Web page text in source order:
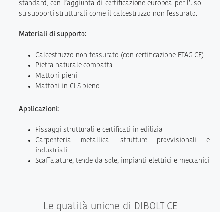
standard, con l’aggiunta di certificazione europea per l’uso
su supporti strutturali come il calcestruzzo non fessurato.
Materiali di supporto:
Calcestruzzo non fessurato (con certificazione ETAG CE)
Pietra naturale compatta
Mattoni pieni
Mattoni in CLS pieno
Applicazioni:
Fissaggi strutturali e certificati in edilizia
Carpenteria metallica, strutture provvisionali e
industriali
Scaffalature, tende da sole, impianti elettrici e meccanici
Le qualità uniche di DIBOLT CE